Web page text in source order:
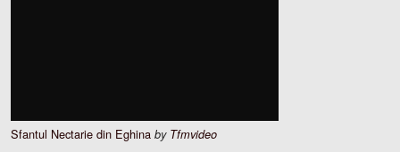
Sfantul Nectarie din Eghina by Tfmvideo